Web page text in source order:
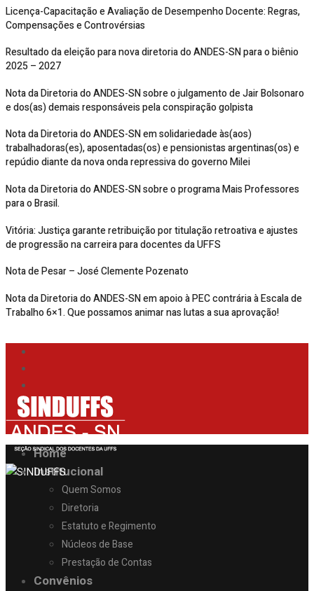
Licença-Capacitação e Avaliação de Desempenho Docente: Regras,
Compensações e Controvérsias
Resultado da eleição para nova diretoria do ANDES-SN para o biênio
2025 – 2027
Nota da Diretoria do ANDES-SN sobre o julgamento de Jair Bolsonaro
e dos(as) demais responsáveis pela conspiração golpista
Nota da Diretoria do ANDES-SN em solidariedade às(aos)
trabalhadoras(es), aposentadas(os) e pensionistas argentinas(os) e
repúdio diante da nova onda repressiva do governo Milei
Nota da Diretoria do ANDES-SN sobre o programa Mais Professores
para o Brasil.
Vitória: Justiça garante retribuição por titulação retroativa e ajustes
de progressão na carreira para docentes da UFFS
Nota de Pesar – José Clemente Pozenato
Nota da Diretoria do ANDES-SN em apoio à PEC contrária à Escala de
Trabalho 6×1. Que possamos animar nas lutas a sua aprovação!
Home
Institucional
Quem Somos
Diretoria
Estatuto e Regimento
Núcleos de Base
Prestação de Contas
Convênios